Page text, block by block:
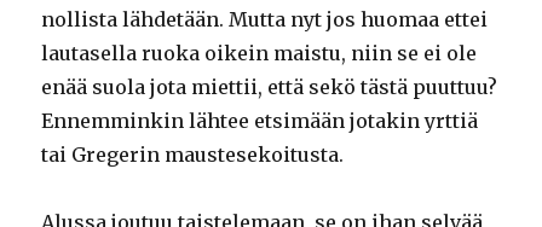
nollista lähdetään. Mutta nyt jos huomaa ettei
lautasella ruoka oikein maistu, niin se ei ole
enää suola jota miettii, että sekö tästä puuttuu?
Ennemminkin lähtee etsimään jotakin yrttiä
tai Gregerin maustesekoitusta.